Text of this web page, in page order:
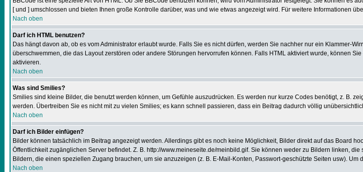
[ und ] umschlossen und bieten Ihnen große Kontrolle darüber, was und wie etwas angezeigt wird. Für weitere Informationen
Nach oben
Darf ich HTML benutzen?
Das hängt davon ab, ob es vom Administrator erlaubt wurde. Falls Sie es nicht dürfen, werden Sie nachher nur ein Klammer-
überschwemmen, die das Layout zerstören oder andere Störungen hervorrufen können. Falls HTML aktiviert wurde, können
aktivieren.
Nach oben
Was sind Smilies?
Smilies sind kleine Bilder, die benutzt werden können, um Gefühle auszudrücken. Es werden nur kurze Codes benötigt, z. B.
werden. Übertreiben Sie es nicht mit zu vielen Smilies; es kann schnell passieren, dass ein Beitrag dadurch völlig
Nach oben
Darf ich Bilder einfügen?
Bilder können tatsächlich im Beitrag angezeigt werden. Allerdings gibt es noch keine Möglichkeit, Bilder direkt auf das Board
Öffentlichkeit zugänglichen Server befindet. Z. B. http://www.meineseite.de/meinbild.gif. Sie können weder zu Bildern linken,
Bildern, die einen speziellen Zugang brauchen, um sie anzuzeigen (z. B. E-Mail-Konten, Passwort-geschützte Seiten usw).
Nach oben